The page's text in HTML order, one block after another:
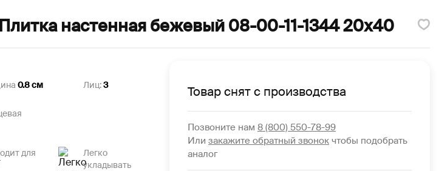
настенная бежевый 08-00-11-1344 20х40
0.8 см Лиц:3
для
Легко
укладывать
Товар снят с производства
Позвоните нам8 (800) 550-78-99
Илизакажите обратный звонок чтобы подобрать
аналог